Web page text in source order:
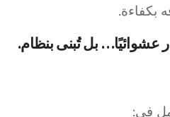
بكفاءة.
عشوائيًا… بل تُبنى بنظام.
في: